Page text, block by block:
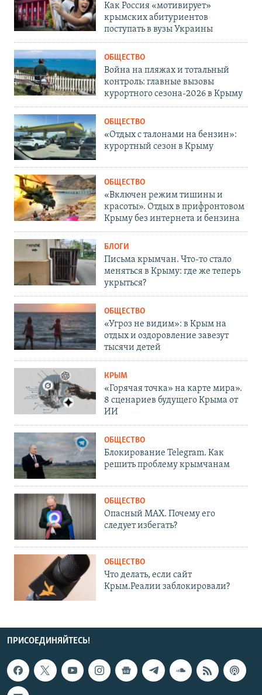
Как Россия «мотивирует»
крымских абитуриентов
поступать в вузы Украины
ОБЩЕСТВО
Война на пляжах и тотальный
контроль: главные вызовы
курортного сезона-2026 в Крыму
ОБЩЕСТВО
«Отдых с талонами на бензин»:
курортный сезон в Крыму
ОБЩЕСТВО
«Включен режим тишины и
красоты». Отдых в прифронтовом
Крыму без интернета и бензина
БЛОГИ
Письма крымчан. Что-то стало
меняться в Крыму: где же теперь
укрыться?
ОБЩЕСТВО
«Угроз не видим»: в Крым на
отдых и оздоровление завезут
тысячи детей
КРЫМ
«Горячая точка» на карте мира».
8 сценариев будущего Крыма от
ИИ
ОБЩЕСТВО
Блокирование Telegram. Как
решить проблему крымчанам
ОБЩЕСТВО
Опасный MAX. Почему его
следует избегать?
ОБЩЕСТВО
Что делать, если сайт
Крым.Реалии заблокировали?
ПРИСОЕДИНЯЙТЕСЬ!